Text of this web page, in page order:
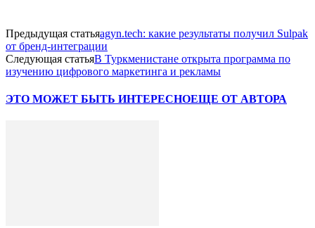
Предыдущая статьяagyn.tech: какие результаты получил Sulpak
от бренд-интеграции
Следующая статьяВ Туркменистане открыта программа по
изучению цифрового маркетинга и рекламы
ЭТО МОЖЕТ БЫТЬ ИНТЕРЕСНОЕЩЕ ОТ АВТОРА